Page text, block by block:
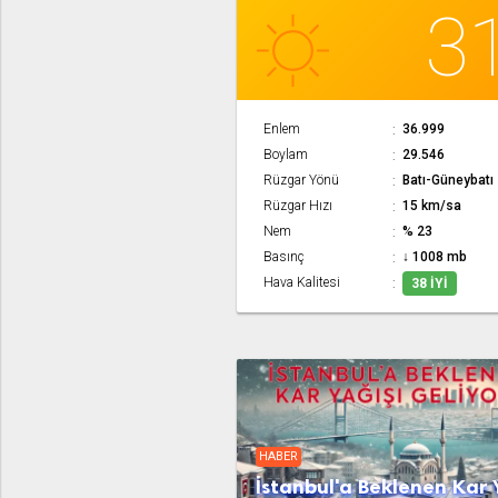
Enlem
36.999
Boylam
29.546
Rüzgar Yönü
Batı-Güneybatı
Rüzgar Hızı
15 km/sa
Nem
% 23
Basınç
↓ 1008 mb
Hava Kalitesi
38 İYI
HABER
İstanbul'a Beklenen Kar